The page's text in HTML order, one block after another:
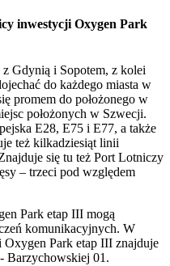
inwestycji Oxygen Park
Gdynią i Sopotem, z kolei
do każdego miasta w
promem do położonego w
położonych w Szwecji.
E28, E75 i E77, a także
też kilkadziesiąt linii
się tu też Port Lotniczy
– trzeci pod względem
Park etap III mogą
komunikacyjnych. W
Oxygen Park etap III znajduje
Barzychowskiej 01.